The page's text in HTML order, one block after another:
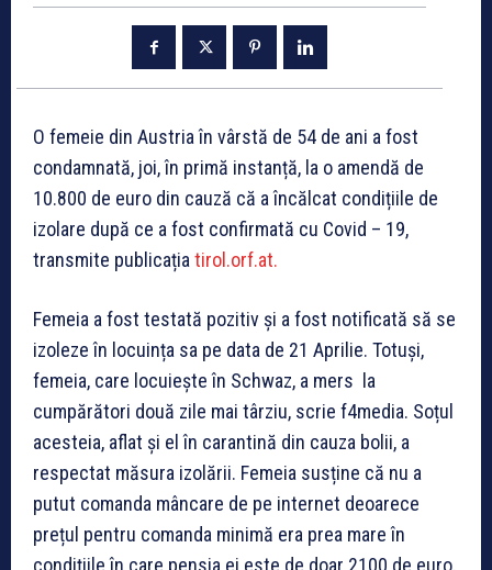
O femeie din Austria în vârstă de 54 de ani a fost
condamnată, joi, în primă instanță, la o amendă de
10.800 de euro din cauză că a încălcat condițiile de
izolare după ce a fost confirmată cu Covid – 19,
transmite publicațiatirol.orf.at.
Femeia a fost testată pozitiv și a fost notificată să se
izoleze în locuința sa pe data de 21 Aprilie. Totuși,
femeia, care locuiește în Schwaz, a mers la
cumpărători două zile mai târziu, scrie f4media. Soțul
acesteia, aflat și el în carantină din cauza bolii, a
respectat măsura izolării. Femeia susține că nu a
putut comanda mâncare de pe internet deoarece
prețul pentru comanda minimă era prea mare în